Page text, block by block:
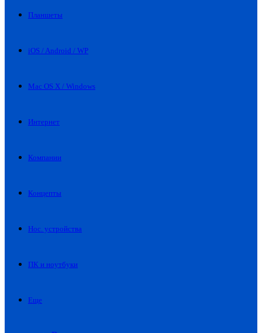
Планшеты
iOS / Android / WP
Mac OS X / Windows
Интернет
Компании
Концепты
Нос. устройства
ПК и ноутбуки
Еще